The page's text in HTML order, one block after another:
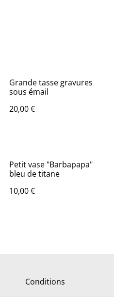
Grande tasse gravures
sous émail
20,00 €
Petit vase "Barbapapa"
bleu de titane
10,00 €
Conditions